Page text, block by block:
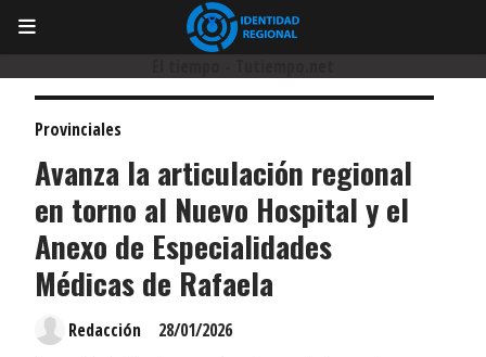
Avanza la articulación regional
en torno al Nuevo Hospital y el
Anexo de Especialidades
Médicas de Rafaela
Provinciales
28/01/2026
Redacción